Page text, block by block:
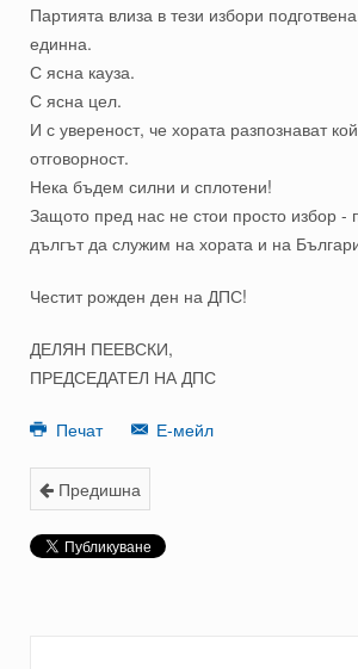
Партията влиза в тези избори
единна.
С ясна кауза.
С ясна цел.
И с увереност, че хората разпознават
отговорност.
Нека бъдем силни и сплотени!
Защото пред нас не стои просто избор -
дългът да служим на хората и на
Честит рожден ден на ДПС!
ДЕЛЯН ПЕЕВСКИ,
ПРЕДСЕДАТЕЛ НА ДПС
Печат Е-мейл
Предишна